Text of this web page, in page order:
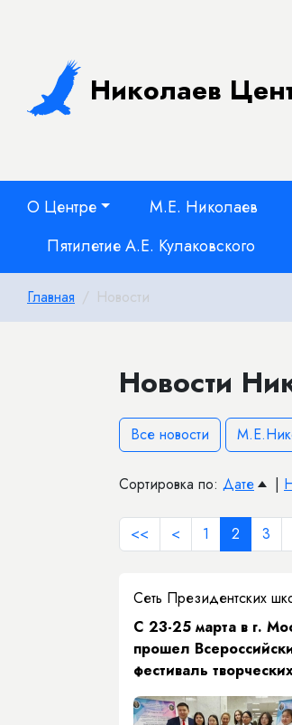
Николаев
О Центре М.Е. Николаев
Пятилетие А.Е. Кулаковского
Главная Новости
Новости
Все новости
Сортировка по: Дате |
<< < 1 2 3
С 23-25 марта в г.
прошел
фестиваль
открытий и
«Леонардо»